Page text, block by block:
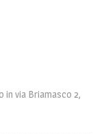
in via Briamasco 2,